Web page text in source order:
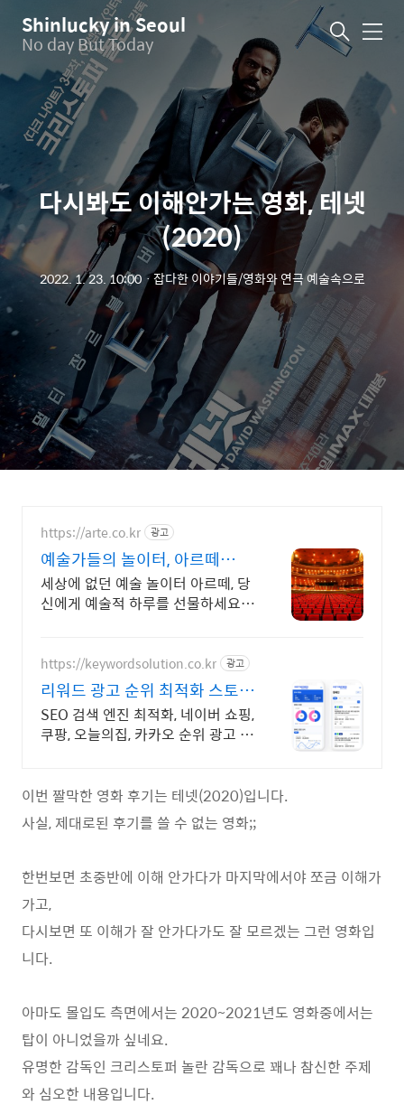
Shinlucky in Seoul
No day But Today 메
다시봐도 이해안가는 영화, 테넷
(2020)
2022. 1. 23. 10:00ㆍ잡다한 이야기들/영화와 연극 예술속으로
https://arte.co.kr 광고
예술가들의 놀이터, 아르떼
arte.co.kr
세상에 없던 예술 놀이터 아르떼, 당
신에게 예술적 하루를 선물하세요
습니다.
https://keywordsolution.co.kr 광고
리워드 광고 순위 최적화 스토어
순위 광고 전문
SEO 검색 엔진 최적화, 네이버 쇼핑,
쿠팡, 오늘의집, 카카오 순위 광고 전
이번 짤막한 영화 후기는 테넷(2020)입니다.
사실, 제대로된 후기를 쓸 수 없는 영화;;
한번보면 초중반에 이해 안가다가 마지막에서야 쪼금 이해가
가고,
다시보면 또 이해가 잘 안가다가도 잘 모르겠는 그런 영화입
니다.
아마도 몰입도 측면에서는 2020~2021년도 영화중에서는
탑이 아니었을까 싶네요.
유명한 감독인 크리스토퍼 놀란 감독으로 꽤나 참신한 주제
와 심오한 내용입니다.